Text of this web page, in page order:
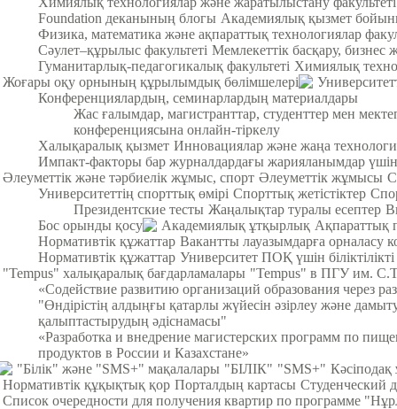
Foundation деканының блогы Академиялық қызмет
Физика, математика және ақпараттық технологиялар
Cәулет–құрылыс факультеті Мемлекеттік басқару, бизнес
Гуманитарлық-педагогикалық факультеті Химиялық
Жоғары оқу орнының құрылымдық бөлімшелері
Конференциялардың, семинарлардың материалдары
Жас ғалымдар, магистранттар, студенттер мен
конференциясына онлайн-тіркелу
Халықаралық қызмет Инновациялар және жаңа
Импакт-факторы бар журналдардағы жарияланымдар үшін
Әлеуметтік және тәрбиелік жұмыс, спорт Әлеуметтік жұмысы
Университеттің спорттық өмірі Спорттық жетістіктер
Президентские тесты Жаңалықтар туралы есептер
Бос орынды қосу
Академиялық ұтқырлық Ақпараттық
Нормативтік құжаттар Вакантты лауазымдарға орналасу
Нормативтік құжаттар Университет ПОҚ үшін
"Tempus" халықаралық бағдарламалары "Tempus" в ПГУ им.
«Содействие развитию организаций образования через
"Өндірістің алдыңғы қатарлы жүйесін әзірлеу және
қалыптастырудың әдіснамасы"
«Разработка и внедрение магистерских программ по
продуктов в России и Казахстане»
"Білік" және "SMS+" мақалалары "БІЛІК" "SMS+"
Нормативтік құқықтық қор Порталдың картасы Студенческий
Список очередности для получения квартир по программе